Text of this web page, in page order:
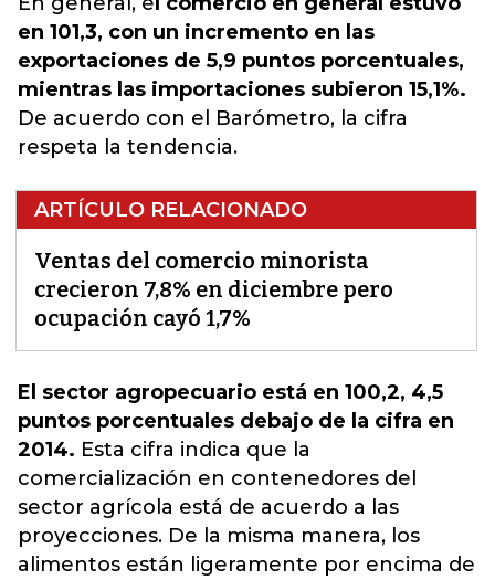
en 101,3, con un incremento en las
exportaciones de 5,9 puntos porcentuales,
mientras las importaciones subieron 15,1%.
De acuerdo con el Barómetro, la cifra
respeta la tendencia.
ARTÍCULO RELACIONADO
Ventas del comercio minorista
crecieron 7,8% en diciembre pero
ocupación cayó 1,7%
El sector agropecuario está en 100,2, 4,5
puntos porcentuales debajo de la cifra en
2014. Esta cifra indica que la
comercialización en contenedores del
sector agrícola está de acuerdo a las
proyecciones. De la misma manera, los
alimentos están ligeramente por encima de